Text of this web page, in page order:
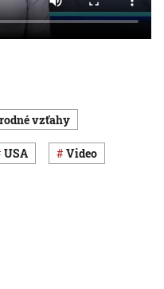
vzťahy
USA Video